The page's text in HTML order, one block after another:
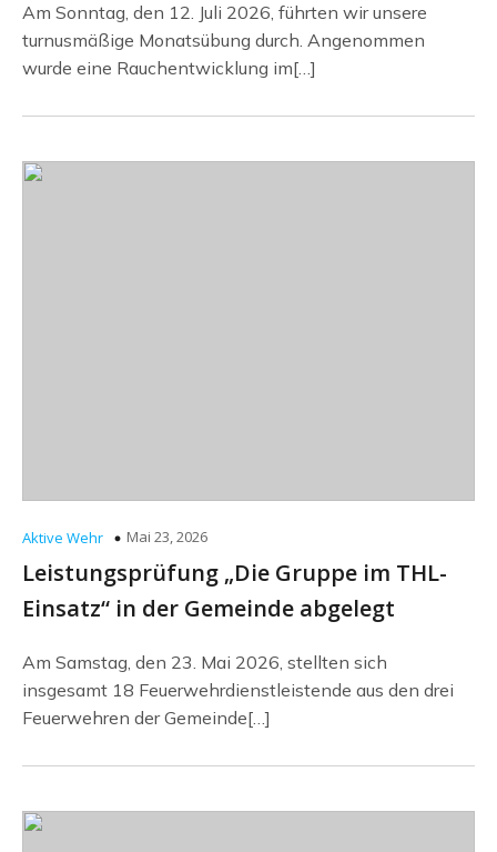
Am Sonntag, den 12. Juli 2026, führten wir unsere
turnusmäßige Monatsübung durch. Angenommen
wurde eine Rauchentwicklung im[…]
Aktive Wehr Mai 23, 2026
Leistungsprüfung „Die Gruppe im THL-
Einsatz“ in der Gemeinde abgelegt
Am Samstag, den 23. Mai 2026, stellten sich
insgesamt 18 Feuerwehrdienstleistende aus den drei
Feuerwehren der Gemeinde[…]